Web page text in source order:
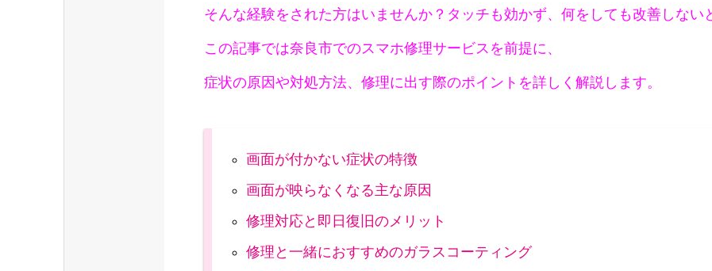
そんな経験をされた方はいませんか？タッチも効かず、何をしても改善しない
この記事では奈良市でのスマホ修理サービスを前提に、
症状の原因や対処方法、修理に出す際のポイントを詳しく解説します。
画面が付かない症状の特徴
画面が映らなくなる主な原因
修理対応と即日復旧のメリット
修理と一緒におすすめのガラスコーティング